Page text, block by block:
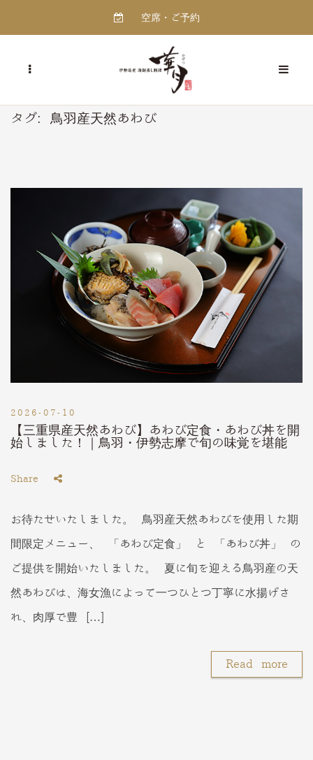
空席・ご予約
タグ: 鳥羽産天然あわび
2026-07-10
【三重県産天然あわび】あわび定食・あわび丼を開
始しました！｜鳥羽・伊勢志摩で旬の味覚を堪能
Share
お待たせいたしました。 鳥羽産天然あわびを使用した期
間限定メニュー、 「あわび定食」 と 「あわび丼」 の
ご提供を開始いたしました。 夏に旬を迎える鳥羽産の天
然あわびは、海女漁によって一つひとつ丁寧に水揚げさ
れ、肉厚で豊 […]
Read more